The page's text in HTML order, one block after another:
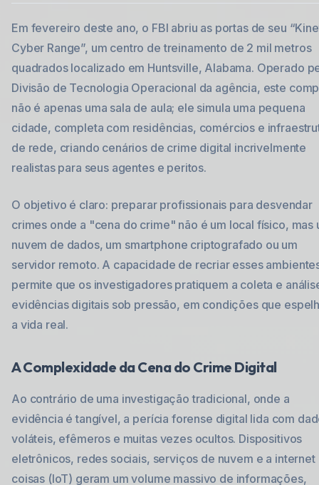
Em fevereiro deste ano, o FBI abriu as portas de seu
Cyber Range”, um centro de treinamento de 2 mil metros
quadrados localizado em Huntsville, Alabama. Operado
Divisão de Tecnologia Operacional da agência, este
não é apenas uma sala de aula; ele simula uma pequena
cidade, completa com residências, comércios e
de rede, criando cenários de crime digital incrivelmente
realistas para seus agentes e peritos.
O objetivo é claro: preparar profissionais para desvendar
crimes onde a "cena do crime" não é um local físico, mas
nuvem de dados, um smartphone criptografado ou um
servidor remoto. A capacidade de recriar esses
permite que os investigadores pratiquem a coleta e
evidências digitais sob pressão, em condições que
a vida real.
A Complexidade da Cena do Crime Digital
Ao contrário de uma investigação tradicional, onde a
evidência é tangível, a perícia forense digital lida com
voláteis, efêmeros e muitas vezes ocultos. Dispositivos
eletrônicos, redes sociais, serviços de nuvem e a internet
coisas (IoT) geram um volume massivo de informações,